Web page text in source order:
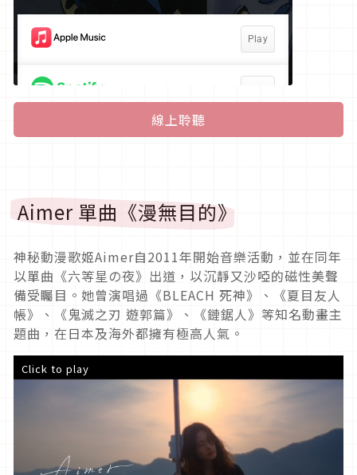
線上聆聽
Aimer 單曲《漫無目的》
神秘動漫歌姬Aimer自2011年開始音樂活動，並在同年
以單曲《六等星の夜》出道，以沉靜又沙啞的磁性美聲
備受矚目。她曾演唱過《BLEACH 死神》、《夏目友人
帳》、《鬼滅之刃 遊郭篇》、《鏈鋸人》等知名動畫主
題曲，在日本及海外都擁有極高人氣。
Click to play